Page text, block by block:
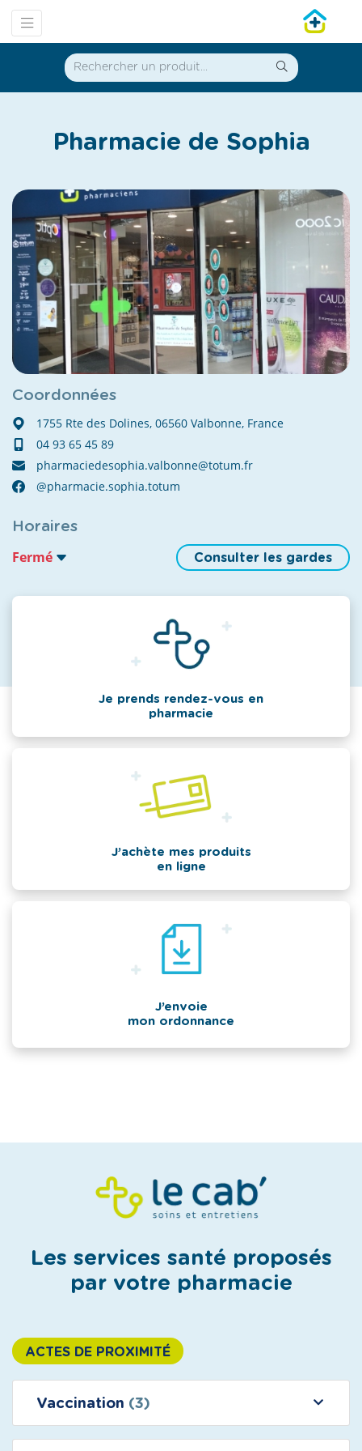
Pharmacie de Sophia
Coordonnées
1755 Rte des Dolines, 06560 Valbonne, France
04 93 65 45 89
pharmaciedesophia.valbonne@totum.fr
@pharmacie.sophia.totum
Horaires
Fermé Consulter les gardes
Je prends rendez-vous en
pharmacie
J’achète mes produits
en ligne
J’envoie
mon ordonnance
Les services santé proposés
par votre pharmacie
ACTES DE PROXIMITÉ
Vaccination (3)